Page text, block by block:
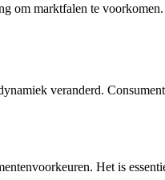
marktfalen te
veranderd.
Het is